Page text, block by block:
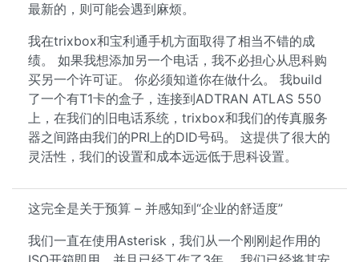
最新的，则可能会遇到麻烦。
我在trixbox和宝利通手机方面取得了相当不错的成
绩。 如果我想添加另一个电话，我不必担心从思科购
买另一个许可证。 你必须知道你在做什么。 我build
了一个有T1卡的盒子，连接到ADTRAN ATLAS 550
上，在我们的旧电话系统，trixbox和我们的传真服务
器之间路由我们的PRI上的DID号码。 这提供了很大的
灵活性，我们的设置和成本远远低于思科设置。
这完全是关于预算 – 并感知到“企业的舒适度”
我们一直在使用Asterisk，我们从一个刚刚起作用的